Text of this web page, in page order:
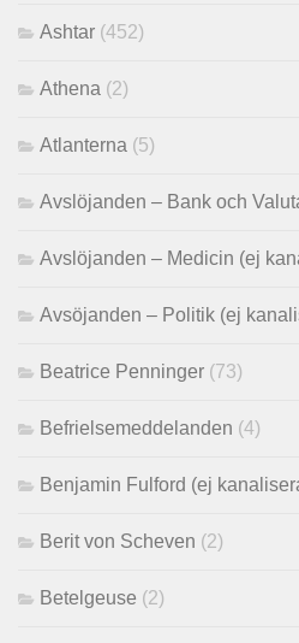
Ashtar (452)
Athena (2)
Atlanterna (5)
Avslöjanden – Bank och
Avslöjanden – Medicin (ej
Avsöjanden – Politik (ej
Beatrice Penninger (73)
Befrielsemeddelanden (4)
Benjamin Fulford (ej
Berit von Scheven (2)
Betelgeuse (2)